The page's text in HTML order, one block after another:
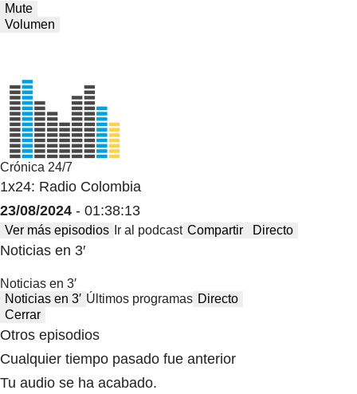
Mute
Volumen
Crónica 24/7
1x24: Radio Colombia
23/08/2024 - 01:38:13
Ver más episodios Ir al podcast Compartir Directo
Noticias en 3′
Noticias en 3′
Noticias en 3′ Últimos programas Directo
Cerrar
Otros episodios
Cualquier tiempo pasado fue anterior
Tu audio se ha acabado.